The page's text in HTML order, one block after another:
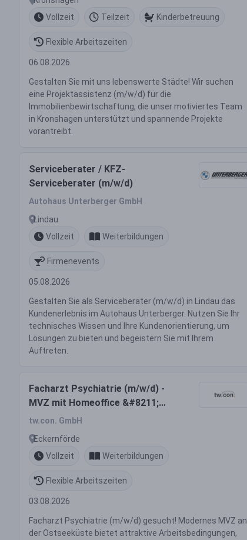
Vollzeit
Teilzeit Kinderbetreuung
Flexible Arbeitszeiten
06.08.2026
Gestalten Sie mit uns lebenswerte Städte! Wir suchen
eine Projektassistenz (m/w/d) für die
Immobilienbewirtschaftung, die unser motiviertes Team
in Kronshagen unterstützt und spannende Projekte
vorantreibt.
Serviceberater / KFZ-
Serviceberater (m/w/d)
Autohaus Unterberger GmbH
Lindau
Vollzeit
Weiterbildungen
Firmenevents
05.08.2026
Gestalten Sie als Serviceberater (m/w/d) in Lindau das
Kundenerlebnis im Autohaus Unterberger. Nutzen Sie Ihr
technisches Wissen und Ihre Kundenorientierung, um
Lösungen zu bieten und begeistern Sie mit Ihrem
Auftreten.
Facharzt Psychiatrie (m/w/d) -
MVZ mit Homeoffice &#8211;
Ostseeküste
tw.con. GmbH
Eckernförde
Vollzeit
Weiterbildungen
Flexible Arbeitszeiten
03.08.2026
Facharzt Psychiatrie (m/w/d) gesucht! Modernes MVZ an
der Ostseeküste bietet attraktive Arbeitsbedingungen,